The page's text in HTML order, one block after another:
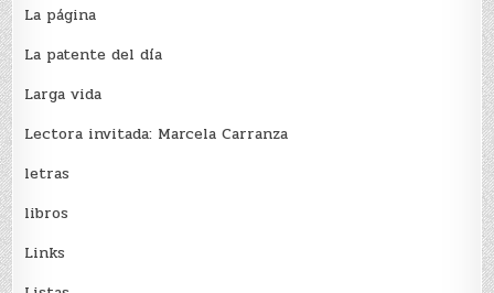
La página
La patente del día
Larga vida
Lectora invitada: Marcela Carranza
letras
libros
Links